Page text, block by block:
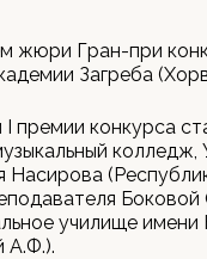
жюри Гран-при
Загреба
премии конкурса
колледж,
Боковой
училище имени
А.Ф.).